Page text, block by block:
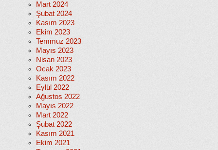
Mart 2024
Şubat 2024
Kasım 2023
Ekim 2023
Temmuz 2023
Mayıs 2023
Nisan 2023
Ocak 2023
Kasım 2022
Eylül 2022
Ağustos 2022
Mayıs 2022
Mart 2022
Şubat 2022
Kasım 2021
Ekim 2021